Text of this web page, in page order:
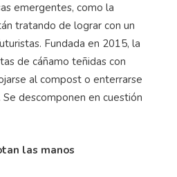
emergentes, como la
tratando de lograr con un
Fundada en 2015, la
de cáñamo teñidas con
al compost o enterrarse
descomponen en cuestión
las manos